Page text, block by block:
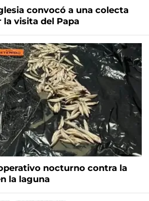
convocó a una colecta
la visita del Papa
nocturno contra la
la laguna